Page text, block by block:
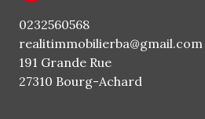
0232560568
realitimmobilierba@gmail.com
191 Grande Rue
27310 Bourg-Achard